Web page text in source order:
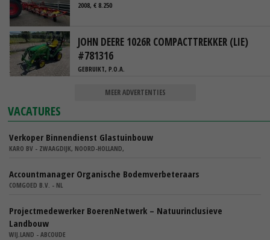
2008, € 8.250
JOHN DEERE 1026R COMPACTTREKKER (LIE)
#781316
GEBRUIKT, P.O.A.
MEER ADVERTENTIES
VACATURES
Verkoper Binnendienst Glastuinbouw
KARO BV - ZWAAGDIJK, NOORD-HOLLAND,
Accountmanager Organische Bodemverbeteraars
COMGOED B.V. - NL
Projectmedewerker BoerenNetwerk – Natuurinclusieve
Landbouw
WIJ.LAND - ABCOUDE